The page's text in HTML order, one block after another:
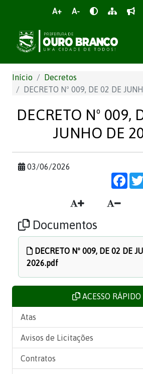
A+ A-
Início
Decretos
DECRETO Nº 009, DE 02 DE
DECRETO Nº 009,
JUNHO DE
03/06/2026
Documentos
DECRETO Nº 009, DE 02 DE
2026.pdf
ACESSO RÁPIDO
Atas
Avisos de Licitações
Contratos